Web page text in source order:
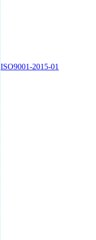
ISO9001-2015-01